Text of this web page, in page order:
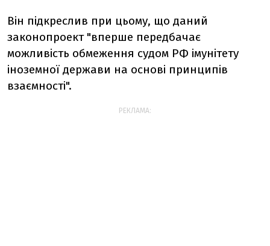
Він підкреслив при цьому, що даний
законопроект "вперше передбачає
можливість обмеження судом РФ імунітету
іноземної держави на основі принципів
взаємності".
РЕКЛАМА: